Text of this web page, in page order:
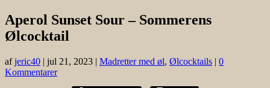
Aperol Sunset Sour – Sommerens
Ølcocktail
afjeric40 | jul 21, 2023 | Madretter med øl, Ølcocktails | 0
Kommentarer